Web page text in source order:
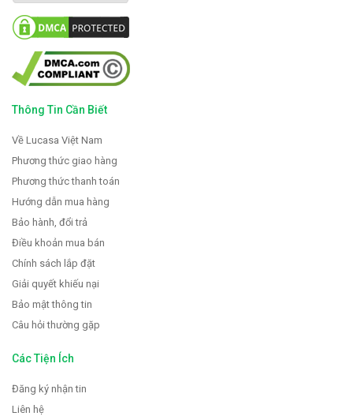
Thông Tin Cần Biết
Về Lucasa Việt Nam
Phương thức giao hàng
Phương thức thanh toán
Hướng dẫn mua hàng
Bảo hành, đổi trả
Điều khoản mua bán
Chính sách lắp đặt
Giải quyết khiếu nại
Bảo mật thông tin
Câu hỏi thường gặp
Các Tiện Ích
Đăng ký nhận tin
Liên hệ